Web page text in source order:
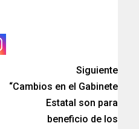
Siguiente
“Cambios en el Gabinete
Estatal son para
beneficio de los